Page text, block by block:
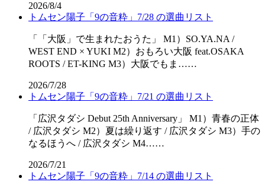
2026/8/4
トムセン陽子「9の音粋」7/28 の選曲リスト
「「⼤阪」で⽣まれたおうた」 M1）SO.YA.NA /
WEST END × YUKI M2）おもろい大阪 feat.OSAKA
ROOTS / ET-KING M3）大阪でもま……
2026/7/28
トムセン陽子「9の音粋」7/21 の選曲リスト
「広沢タダシ Debut 25th Anniversary」 M1）青春の正体
/ 広沢タダシ M2）夏は繰り返す / 広沢タダシ M3）手の
なるほうへ / 広沢タダシ M4……
2026/7/21
トムセン陽子「9の音粋」7/14 の選曲リスト